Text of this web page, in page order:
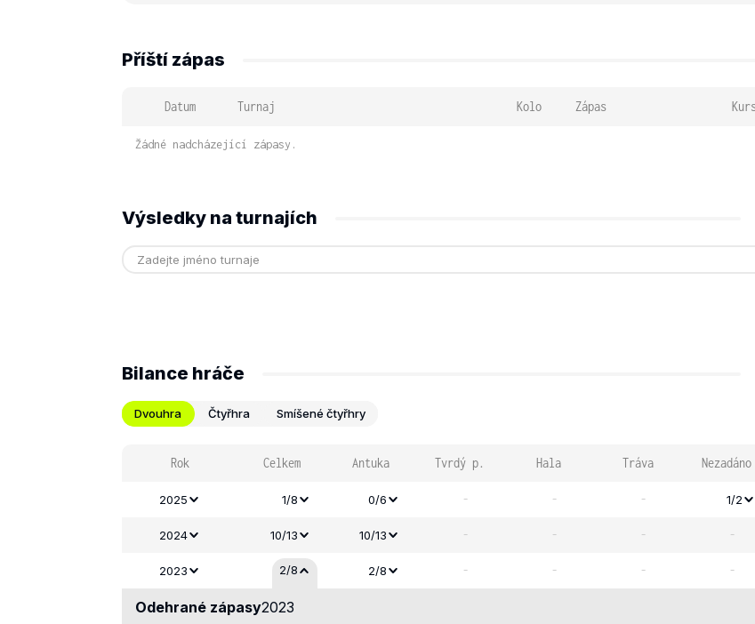
Příští zápas
Datum Turnaj Kolo Zápas
Žádné nadcházející zápasy.
Výsledky na turnajích
Bilance hráče
Dvouhra Čtyřhra Smíšené čtyřhry
Rok Celkem Antuka Tvrdý p. Hala Tráva Nezadáno
2025 1/8 0/6 - - - 1/2
2024 10/13 10/13 - - - -
2023 2/8 2/8 - - - -
Odehrané zápasy2023